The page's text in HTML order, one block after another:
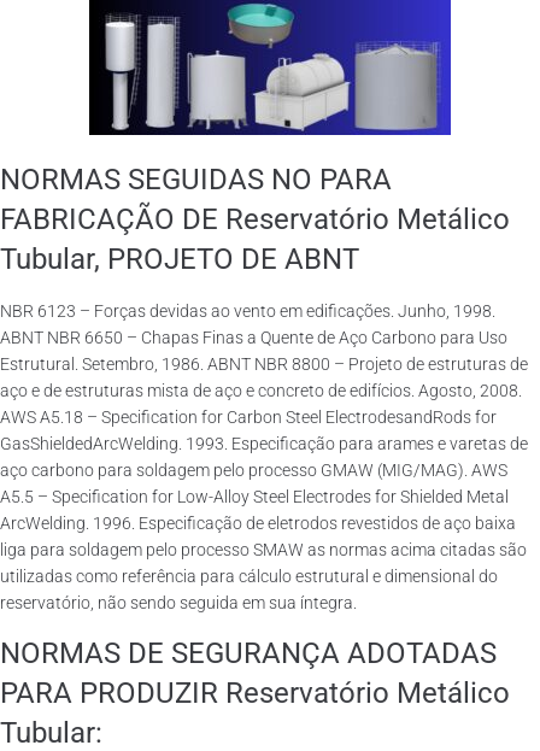
NORMAS SEGUIDAS NO PARA
FABRICAÇÃO DE Reservatório Metálico
Tubular, PROJETO DE ABNT
NBR 6123 – Forças devidas ao vento em edificações. Junho, 1998.
ABNT NBR 6650 – Chapas Finas a Quente de Aço Carbono para Uso
Estrutural. Setembro, 1986. ABNT NBR 8800 – Projeto de estruturas de
aço e de estruturas mista de aço e concreto de edifícios. Agosto, 2008.
AWS A5.18 – Specification for Carbon Steel ElectrodesandRods for
GasShieldedArcWelding. 1993. Especificação para arames e varetas de
aço carbono para soldagem pelo processo GMAW (MIG/MAG). AWS
A5.5 – Specification for Low-Alloy Steel Electrodes for Shielded Metal
ArcWelding. 1996. Especificação de eletrodos revestidos de aço baixa
liga para soldagem pelo processo SMAW as normas acima citadas são
utilizadas como referência para cálculo estrutural e dimensional do
reservatório, não sendo seguida em sua íntegra.
NORMAS DE SEGURANÇA ADOTADAS
PARA PRODUZIR Reservatório Metálico
Tubular: